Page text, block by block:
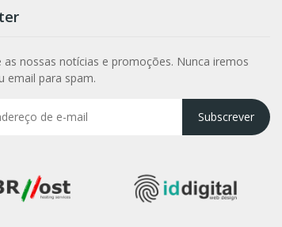
as nossas notícias e promoções. Nunca iremos
email para spam.
Subscrever